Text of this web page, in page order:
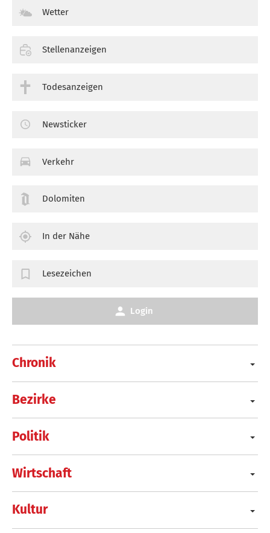
Chronik
Bezirke
Politik
Wirtschaft
Kultur
Wetter
Stellenanzeigen
Todesanzeigen
Newsticker
Verkehr
Dolomiten
In der Nähe
Lesezeichen
Login